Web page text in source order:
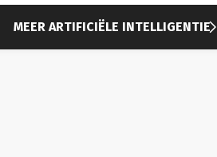
MEER ARTIFICIËLE INTELLIGENTIE